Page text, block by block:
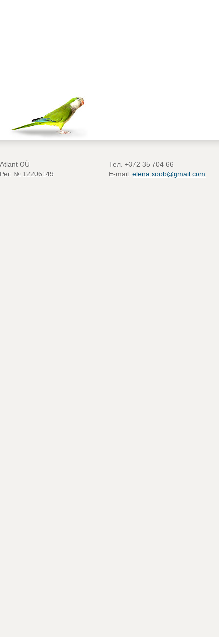
Atlant OÜ
Рег. № 12206149
Тел. +372 35 704 66
E-mail: elena.soob@gmail.com